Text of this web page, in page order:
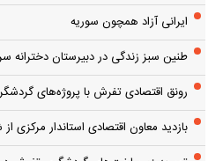
ایرانی آزاد همچون سوریه
طنین سبز زندگی در دبیرستان دخترانه
رونق اقتصادی تفرش با پروژه‌های
بازدید معاون اقتصادی استاندار مرکزی